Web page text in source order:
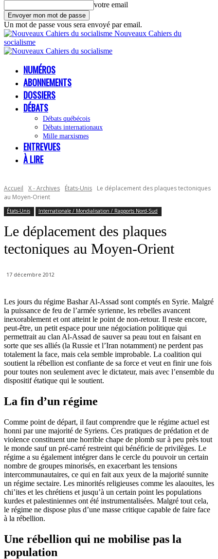
votre email
Un mot de passe vous sera envoyé par email.
Nouveaux Cahiers du
socialisme
NUMÉROS
ABONNEMENTS
DOSSIERS
DÉBATS
Débats québécois
Débats internationaux
Mille marxismes
ENTREVUES
À LIRE
Accueil X - Archives États-Unis
Le déplacement des plaques tectoniques
au Moyen-Orient
États-Unis Internationale / Mondialisation / Rapports Nord-Sud
Le déplacement des plaques
tectoniques au Moyen-Orient
17 décembre 2012
Les jours du régime Bashar Al-Assad sont comptés en Syrie. Malgré
la puissance de feu de l’armée syrienne, les rebelles avancent
inexorablement et ont atteint le point de non-retour. Il reste encore,
peut-être, un petit espace pour une négociation politique qui
permettrait au clan Al-Assad de sauver sa peau tout en faisant en
sorte que ses alliés (la Russie et l’Iran notamment) ne perdent pas
totalement la face, mais cela semble improbable. La coalition qui
soutient la rébellion est confiante de sa force et veut en finir une fois
pour toutes non seulement avec le dictateur, mais avec l’ensemble du
dispositif étatique qui le soutient.
La fin d’un régime
Comme point de départ, il faut comprendre que le régime actuel est
honni par une majorité de Syriens. Ces pratiques de prédation et de
violence constituent une horrible chape de plomb sur à peu près tout
le monde sauf un pré-carré restreint qui bénéficie de privilèges. Le
régime a su également intégrer dans le cercle du pouvoir un certain
nombre de groupes minorisés, en exacerbant les tensions
intercommunautaires, ce qui en fait aux yeux de la majorité sunnite
un régime sectaire. Les minorités religieuses comme les alaouites, les
chi’ites et les chrétiens et jusqu’à un certain point les populations
kurdes et palestiniennes ont été instrumentalisées. Malgré tout cela,
le régime ne dispose plus d’une masse critique capable de faire face
à la rébellion.
Une rébellion qui ne mobilise pas la
population